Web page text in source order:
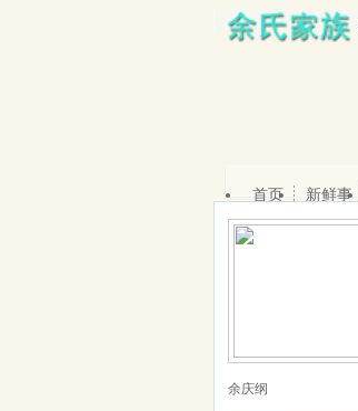
首页 新鲜事
余庆纲